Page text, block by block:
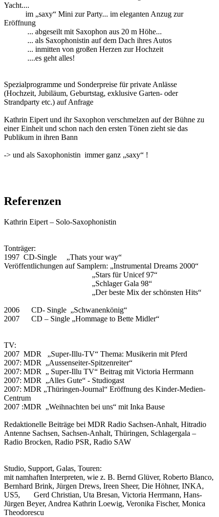
Yacht....
im „saxy“ Mini zur Party... im eleganten Anzug zur
Eröffnung
... abgeseilt mit Saxophon aus 20 m Höhe...
... als Saxophonistin auf dem Dach ihres Autos
... inmitten von großen Herzen zur Hochzeit
....es geht alles!
Spezialprogramme und Sonderpreise für private Anlässe
(Hochzeit, Jubiläum, Geburtstag, exklusive Garten- oder
Strandparty etc.) auf Anfrage
Kathrin Eipert und ihr Saxophon verschmelzen auf der Bühne zu
einer Einheit und schon nach den ersten Tönen zieht sie das
Publikum in ihren Bann
-> und als Saxophonistin immer ganz „saxy“ !
Referenzen
Kathrin Eipert – Solo-Saxophonistin
Tonträger:
1997 CD-Single „Thats your way“
Veröffentlichungen auf Samplern: „Instrumental Dreams 2000“
„Stars für Unicef 97“
„Schlager Gala 98“
„Der beste Mix der schönsten Hits“
2006 CD- Single „Schwanenkönig“
2007 CD – Single „Hommage to Bette Midler“
TV:
2007 MDR „Super-Illu-TV“ Thema: Musikerin mit Pferd
2007: MDR „Aussenseiter-Spitzenreiter“
2007: MDR „ Super-Illu TV“ Beitrag mit Victoria Herrmann
2007: MDR „Alles Gute“ - Studiogast
2007: MDR „Thüringen-Journal“ Eröffnung des Kinder-Medien-
Centrum
2007 :MDR „Weihnachten bei uns“ mit Inka Bause
Redaktionelle Beiträge bei MDR Radio Sachsen-Anhalt, Hitradio
Antenne Sachsen, Sachsen-Anhalt, Thüringen, Schlagergala –
Radio Brocken, Radio PSR, Radio SAW
Studio, Support, Galas, Touren:
mit namhaften Interpreten, wie z. B. Bernd Glüver, Roberto Blanco,
Bernhard Brink, Jürgen Drews, Ireen Sheer, Die Höhner, INKA,
US5, Gerd Christian, Uta Bresan, Victoria Herrmann, Hans-
Jürgen Beyer, Andrea Kathrin Loewig, Veronika Fischer, Monica
Theodorescu